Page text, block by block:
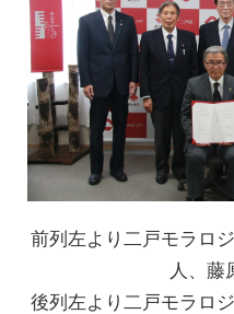
前列左より二戸モラロ
人、藤
後列左より二戸モラロ